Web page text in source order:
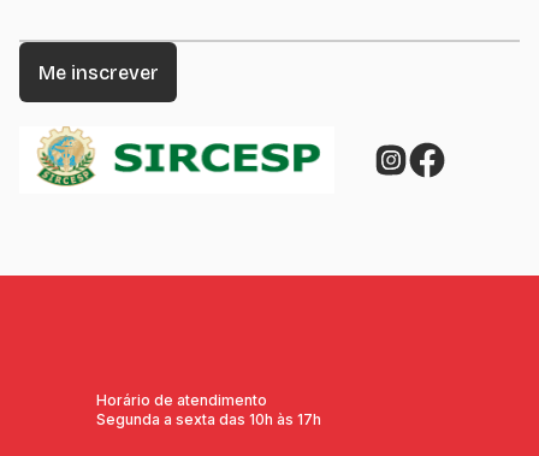
Horário de atendimento
Segunda a sexta das 10h às 17h